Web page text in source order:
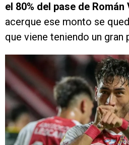
el 80% del pase de Román
acerque ese monto se
que viene teniendo un gran